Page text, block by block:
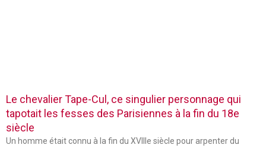
Le chevalier Tape-Cul, ce singulier personnage qui
tapotait les fesses des Parisiennes à la fin du 18e
siècle
Un homme était connu à la fin du XVIIIe siècle pour arpenter du